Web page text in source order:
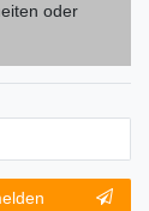
oder